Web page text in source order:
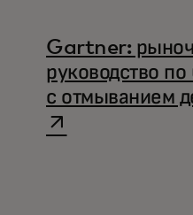
Gartner:
руководство по
с отмыванием